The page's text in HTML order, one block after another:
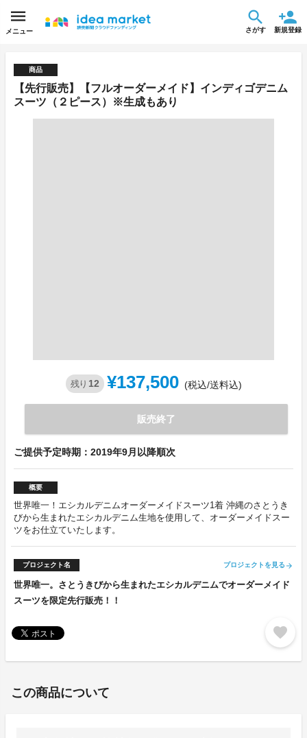
メニュー さがす 新規登録
商品
【先行販売】【フルオーダーメイド】インディゴデニム
スーツ（２ピース）※生成もあり
残り 12 ¥137,500 (税込/送料込)
販売終了
ご提供予定時期：2019年9月以降順次
概要
世界唯一！エシカルデニムオーダーメイドスーツ1着 沖縄のさとうき
びから生まれたエシカルデニム生地を使用して、オーダーメイドスー
ツをお仕立ていたします。
プロジェクト名 プロジェクトを見る arrow_forward
世界唯一。さとうきびから生まれたエシカルデニムでオーダーメイド
スーツを限定先行販売！！
favorite
この商品について